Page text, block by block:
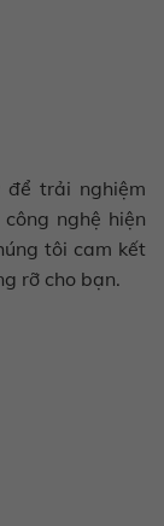
để trải nghiệm
nghệ hiện
tôi cam kết
rỡ cho bạn.